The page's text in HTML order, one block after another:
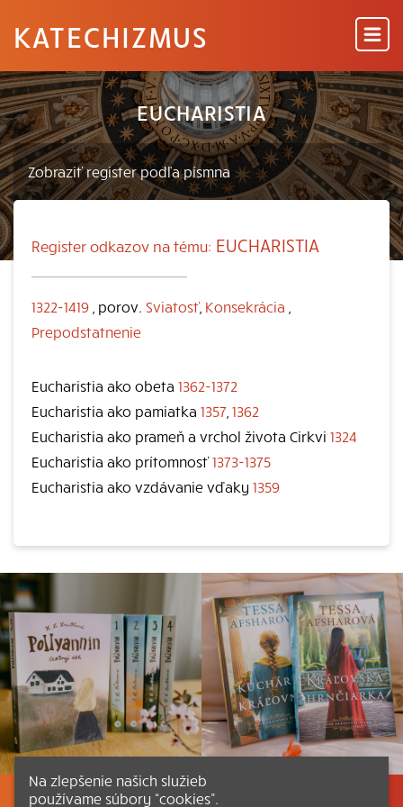
KATECHIZMUS
EUCHARISTIA
Register odkazov na tému: EUCHARISTIA
1322-1419 , porov. Sviatosť, Konsekrácia
Prepodstatnenie
Eucharistia ako obeta 1362-1372
Eucharistia ako pamiatka 1357 1362
Eucharistia ako prameň a vrchol života Cirkvi 1324
Eucharistia ako prítomnosť1373-1375
Eucharistia ako vzdávanie vďaky 1359
Na zlepšenie našich služieb
používame súbory “cookies”.